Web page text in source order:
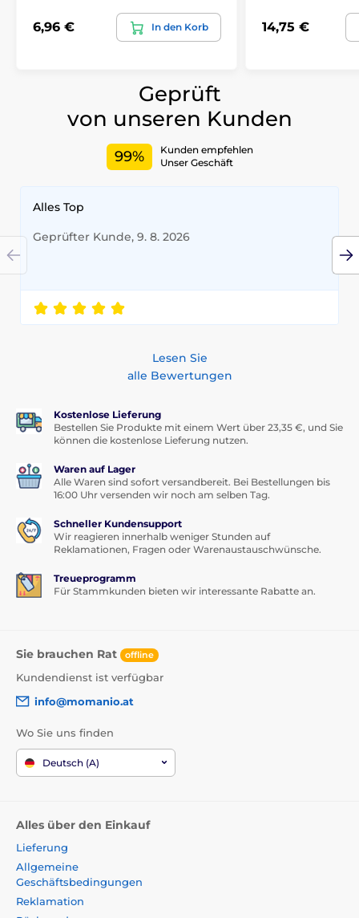
6,96 € In den Korb 14,75 €
Geprüft
von unseren Kunden
99%
Kunden empfehlen
Unser Geschäft
Alles Top
Geprüfter Kunde, 9. 8. 2026
Lesen Sie
alle Bewertungen
Kostenlose Lieferung
Bestellen Sie Produkte mit einem Wert über 23,35 €, und Sie
können die kostenlose Lieferung nutzen.
Waren auf Lager
Alle Waren sind sofort versandbereit. Bei Bestellungen bis
16:00 Uhr versenden wir noch am selben Tag.
Schneller Kundensupport
Wir reagieren innerhalb weniger Stunden auf
Reklamationen, Fragen oder Warenaustauschwünsche.
Treueprogramm
Für Stammkunden bieten wir interessante Rabatte an.
Sie brauchen Rat offline
Kundendienst ist verfügbar
info@momanio.at
Wo Sie uns finden
Deutsch (A)
Alles über den Einkauf
Lieferung
Allgemeine
Geschäftsbedingungen
Reklamation